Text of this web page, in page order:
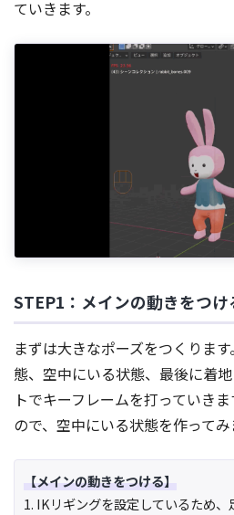
ていきます。
STEP1：メインの動きをつけ
まずは大きなポーズをつくりま
態、空中にいる状態、最後に着
トでキーフレームを打っていき
ので、空中にいる状態を作ってみ
【メインの動きをつける】
1. IKリギングを設定しているため